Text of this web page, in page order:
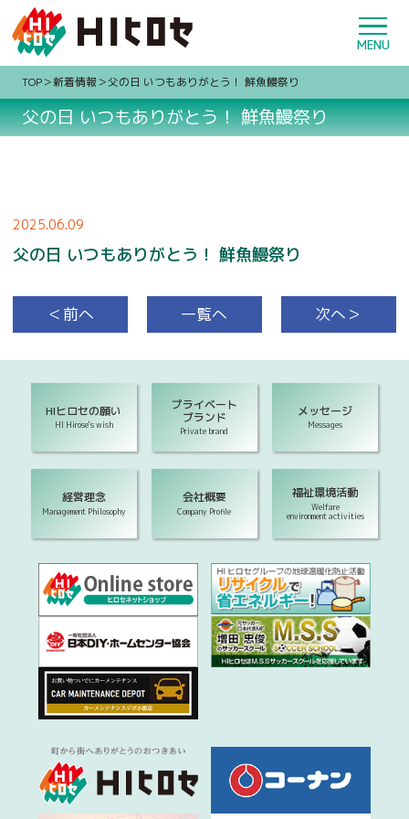
TOP 新着情報 父の日 いつもありがとう！ 鮮魚鰻祭り
父の日 いつもありがとう！ 鮮魚鰻祭り
2025.06.09
父の日 いつもありがとう！ 鮮魚鰻祭り
＜前へ 一覧へ 次へ＞
HIヒロセの願い
HI Hirose's wish
プライベート
ブランド
Private brand
メッセージ
Messages
経営理念
Management Philosophy
会社概要
Company Profile
福祉環境活動
Welfare
environment activities